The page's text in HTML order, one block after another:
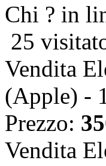
Chi ? in
25
Vendita
(Apple) -
Prezzo:
Vendita